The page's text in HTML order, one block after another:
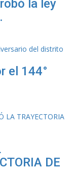
la ley
el 144°
DE